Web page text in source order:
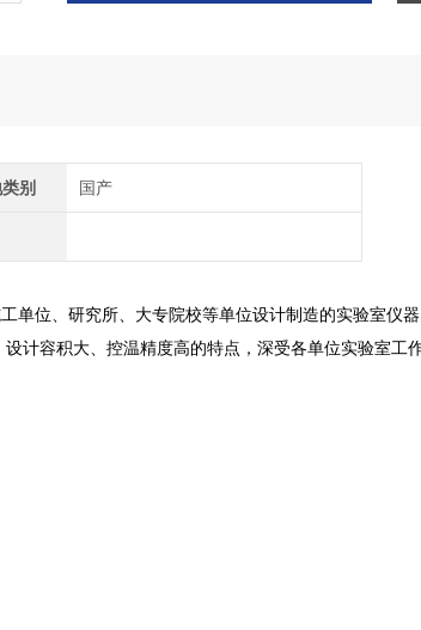
别 国产
单位、研究所、大专院校等单位设计制造的实验室仪器
计容积大、控温精度高的特点，深受各单位实验室工